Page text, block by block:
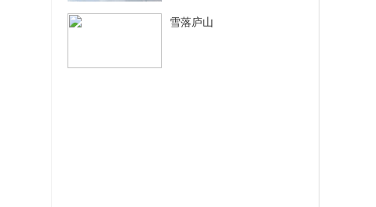
雪落庐山